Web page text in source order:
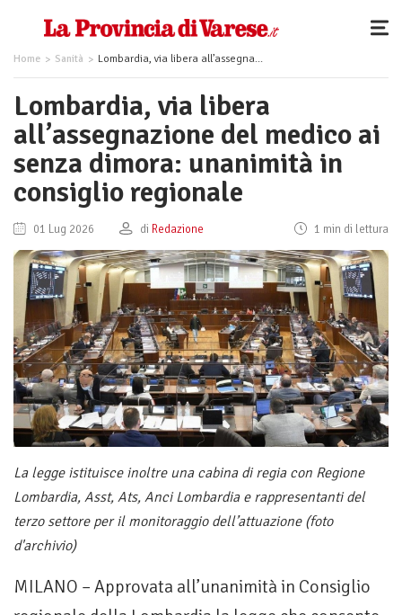
Home Sanità Lombardia, via libera all’assegnazione del medico ai senza dimora: unanimità in consiglio regionale
Lombardia, via libera
all’assegnazione del medico ai
senza dimora: unanimità in
consiglio regionale
01 Lug 2026 di Redazione 1 min di lettura
La legge istituisce inoltre una cabina di regia con Regione
Lombardia, Asst, Ats, Anci Lombardia e rappresentanti del
terzo settore per il monitoraggio dell’attuazione (foto
d'archivio)
MILANO – Approvata all’unanimità in Consiglio